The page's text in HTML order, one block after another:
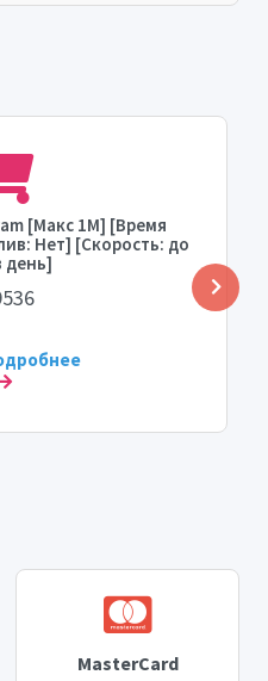
[Макс 1M] [Время
Нет] [Скорость: до
день]
MasterCard